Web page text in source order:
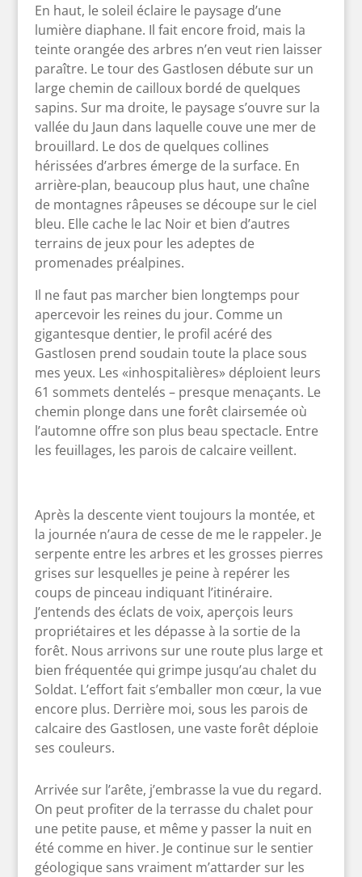
En haut, le soleil éclaire le paysage d’une
lumière diaphane. Il fait encore froid, mais la
teinte orangée des arbres n’en veut rien laisser
paraître. Le tour des Gastlosen débute sur un
large chemin de cailloux bordé de quelques
sapins. Sur ma droite, le paysage s’ouvre sur la
vallée du Jaun dans laquelle couve une mer de
brouillard. Le dos de quelques collines
hérissées d’arbres émerge de la surface. En
arrière-plan, beaucoup plus haut, une chaîne
de montagnes râpeuses se découpe sur le ciel
bleu. Elle cache le lac Noir et bien d’autres
terrains de jeux pour les adeptes de
promenades préalpines.
Il ne faut pas marcher bien longtemps pour
apercevoir les reines du jour. Comme un
gigantesque dentier, le profil acéré des
Gastlosen prend soudain toute la place sous
mes yeux. Les «inhospitalières» déploient leurs
61 sommets dentelés – presque menaçants. Le
chemin plonge dans une forêt clairsemée où
l’automne offre son plus beau spectacle. Entre
les feuillages, les parois de calcaire veillent.
Après la descente vient toujours la montée, et
la journée n’aura de cesse de me le rappeler. Je
serpente entre les arbres et les grosses pierres
grises sur lesquelles je peine à repérer les
coups de pinceau indiquant l’itinéraire.
J’entends des éclats de voix, aperçois leurs
propriétaires et les dépasse à la sortie de la
forêt. Nous arrivons sur une route plus large et
bien fréquentée qui grimpe jusqu’au chalet du
Soldat. L’effort fait s’emballer mon cœur, la vue
encore plus. Derrière moi, sous les parois de
calcaire des Gastlosen, une vaste forêt déploie
ses couleurs.
Arrivée sur l’arête, j’embrasse la vue du regard.
On peut profiter de la terrasse du chalet pour
une petite pause, et même y passer la nuit en
été comme en hiver. Je continue sur le sentier
géologique sans vraiment m’attarder sur les